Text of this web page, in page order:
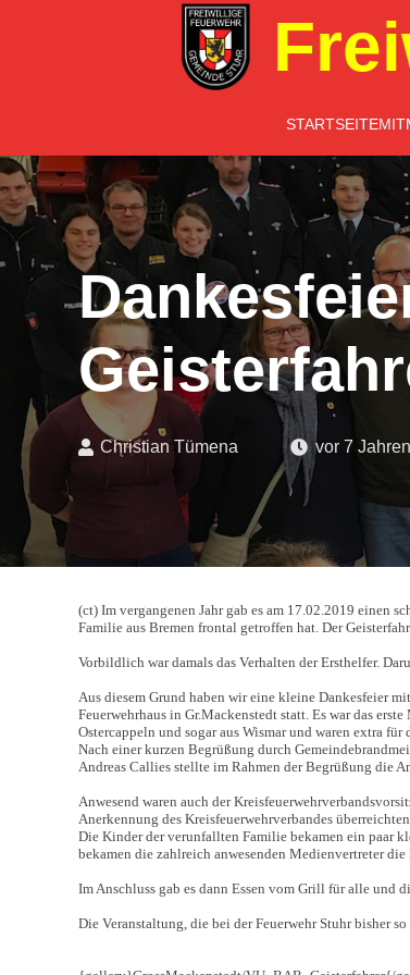
STARTSEITE
Christian Tümena vor 7 Jahren
(ct) Im vergangenen Jahr gab es am 17.02.2019 einen
Familie aus Bremen frontal getroffen hat. Der
Vorbildlich war damals das Verhalten der Ersthelfer.
Aus diesem Grund haben wir eine kleine Dankesfeier
Feuerwehrhaus in Gr.Mackenstedt statt. Es war das
Ostercappeln und sogar aus Wismar und waren extra für
Nach einer kurzen Begrüßung durch
Andreas Callies stellte im Rahmen der Begrüßung die
Anwesend waren auch der
Anerkennung des Kreisfeuerwehrverbandes
Die Kinder der verunfallten Familie bekamen ein paar
bekamen die zahlreich anwesenden Medienvertreter
Im Anschluss gab es dann Essen vom Grill für alle und
Die Veranstaltung, die bei der Feuerwehr Stuhr bisher